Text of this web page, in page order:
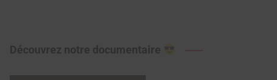
Découvrez notre documentaire